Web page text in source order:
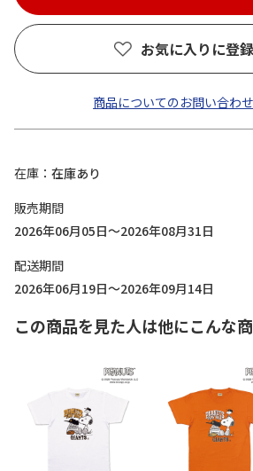
お気に入りに登
商品についてのお問い合わ
在庫
在庫あり
販売期間
2026年06月05日～2026年08月31日
配送期間
2026年06月19日～2026年09月14日
この商品を見た人は他にこんな